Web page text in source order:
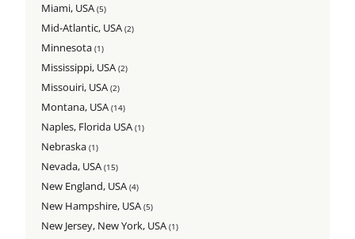
Miami, USA(5)
Mid-Atlantic, USA(2)
Minnesota(1)
Mississippi, USA(2)
Missouiri, USA(2)
Montana, USA(14)
Naples, Florida USA(1)
Nebraska(1)
Nevada, USA(15)
New England, USA(4)
New Hampshire, USA(5)
New Jersey, New York, USA(1)